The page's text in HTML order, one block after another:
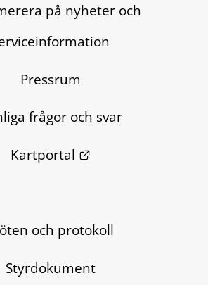
på nyheter och
Pressrum
frågor och svar
Kartportal
Länk till annan
och protokoll
Styrdokument